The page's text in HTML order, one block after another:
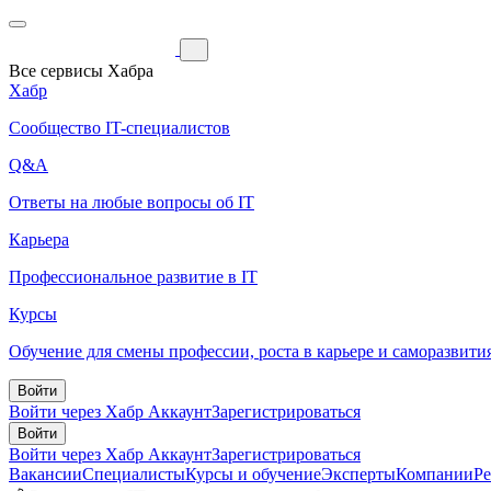
Все сервисы Хабра
Хабр
Сообщество IT-специалистов
Q&A
Ответы на любые вопросы об IT
Карьера
Профессиональное развитие в IT
Курсы
Обучение для смены профессии, роста в карьере и
Войти
Войти через Хабр АккаунтЗарегистрироваться
Войти
Войти через Хабр АккаунтЗарегистрироваться
ВакансииСпециалистыКурсы и обучениеЭкспертыКомпании